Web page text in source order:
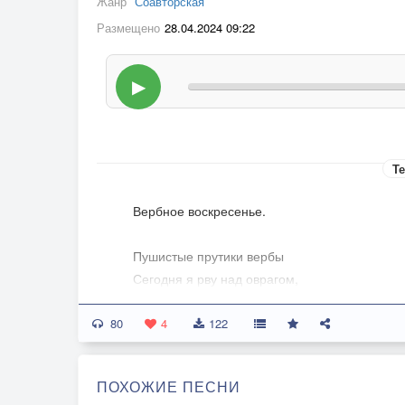
Размещено 28.04.2024 09:22
▶
Вербное воскресенье.
Пушистые прутики вербы
Сегодня я рву над оврагом,
Пушистые прутики вербы,
Совсем нам немного их надо.
Святить понесу я их к храму,
80 4 122
ПОХОЖИЕ ПЕСНИ